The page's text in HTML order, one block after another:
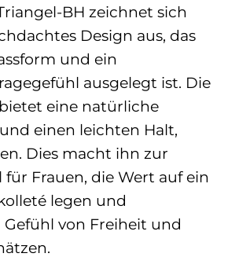
BH zeichnet sich
Design aus, das
und ein
ausgelegt ist. Die
eine natürliche
einen leichten Halt,
Dies macht ihn zur
Frauen, die Wert auf ein
legen und
von Freiheit und